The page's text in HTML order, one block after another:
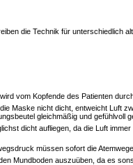
die Technik für unterschiedlich
vom Kopfende des Patienten
Maske nicht dicht, entweicht Luft
gleichmäßig und gefühlvoll
dicht aufliegen, da die Luft
müssen sofort die
Mundboden auszuüben, da es